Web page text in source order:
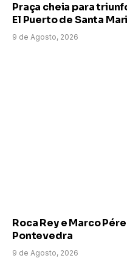
Praça cheia para
El Puerto de Santa
9 de Agosto, 2026
Roca Rey e Marco
Pontevedra
9 de Agosto, 2026